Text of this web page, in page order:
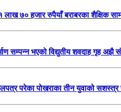
लाख ७० हजार रुपैयाँ बराबरका शैक्षिक
सम्पन्न भएको विद्युतीय शवदाह गृह
परेका पोखराका तीन युवाको